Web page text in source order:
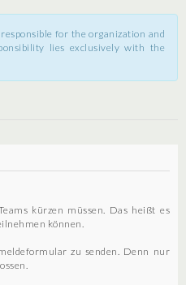
for the organization and
lies exclusively with the
kürzen müssen. Das heißt es
können.
zu senden. Denn nur